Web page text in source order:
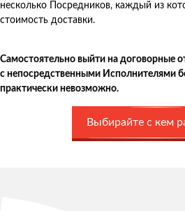
несколько Посредников, каждый из
стоимость доставки.
Самостоятельно выйти на договорные
с непосредственными Исполнителями
практически невозможно.
Выбирайте с кем